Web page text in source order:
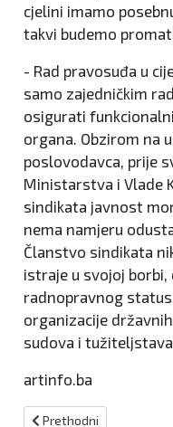
cjelini imamo
takvi budemo
- Rad pravosuđa u
samo zajedničkim
osigurati
organa. Obzirom na
poslovodavca, prije
Ministarstva i Vlade
sindikata javnost
nema namjeru
Članstvo sindikata
istraje u svojoj
radnopravnog
organizacije
sudova i tužiteljstava
artinfo.ba
Prethodni članak:
Prethodni